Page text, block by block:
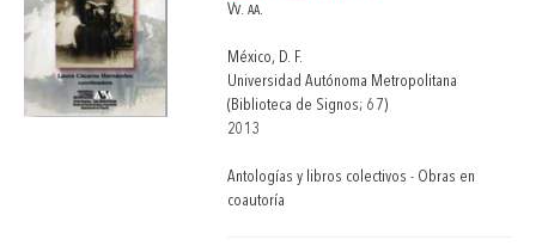
Vv. aa.
México, D. F.
Universidad Autónoma Metropolitana
(Biblioteca de Signos; 67)
2013
Antologías y libros colectivos - Obras en
coautoría